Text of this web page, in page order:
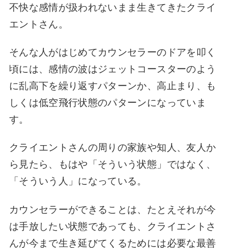
不快な感情が扱われないまま生きてきたクライ
エントさん。
そんな人がはじめてカウンセラーのドアを叩く
頃には、感情の波はジェットコースターのよう
に乱高下を繰り返すパターンか、高止まり、も
しくは低空飛行状態のパターンになっていま
す。
クライエントさんの周りの家族や知人、友人か
ら見たら、もはや「そういう状態」ではなく、
「そういう人」になっている。
カウンセラーができることは、たとえそれが今
は手放したい状態であっても、クライエントさ
んが今まで生き延びてくるためには必要な最善